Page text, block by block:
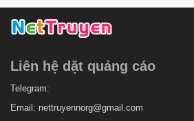
Liên hệ dặt quảng cáo
Telegram:
Email: nettruyennorg@gmail.com